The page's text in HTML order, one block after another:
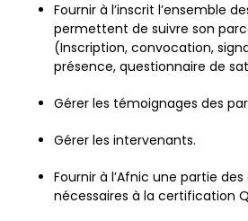
Fournir à l’inscrit l’ensemble
permettent de suivre son
(Inscription, convocation,
présence, questionnaire de
Gérer les témoignages des
Gérer les intervenants.
Fournir à l’Afnic une partie
nécessaires à la certification